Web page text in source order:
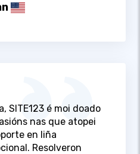
SITE123 é moi doado
nas que atopei
en liña
Resolveron